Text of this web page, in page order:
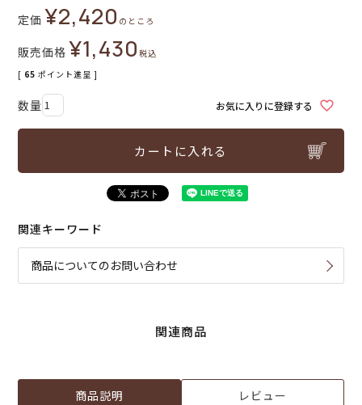
定価 ¥2,420 のところ
販売価格 ¥1,430税込
[ 65 ポイント進呈 ]
お気に入りに登録する
カートに入れる
関連キーワード
商品についてのお問い合わせ
関連商品
商品説明 レビュー